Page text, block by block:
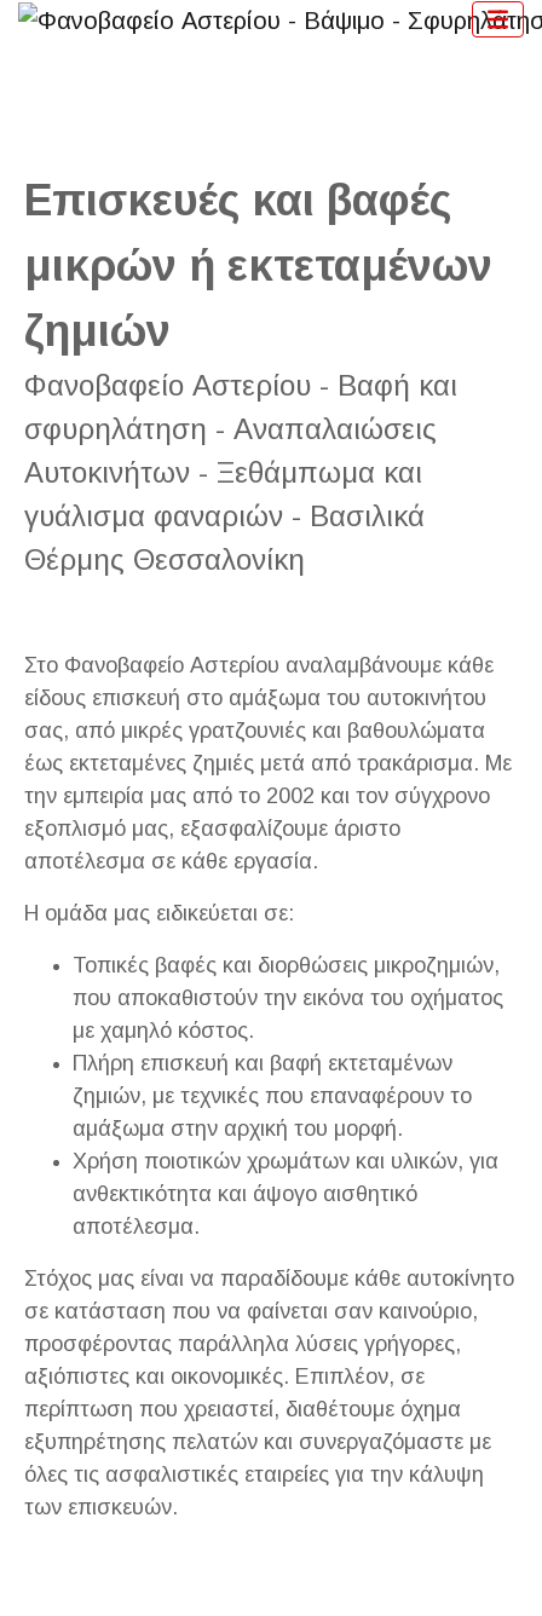
Επισκευές και βαφές
μικρών ή εκτεταμένων
ζημιών
Φανοβαφείο Αστερίου - Βαφή και
σφυρηλάτηση - Αναπαλαιώσεις
Αυτοκινήτων - Ξεθάμπωμα και
γυάλισμα φαναριών - Βασιλικά
Θέρμης Θεσσαλονίκη
Στο Φανοβαφείο Αστερίου αναλαμβάνουμε κάθε
είδους επισκευή στο αμάξωμα του αυτοκινήτου
σας, από μικρές γρατζουνιές και βαθουλώματα
έως εκτεταμένες ζημιές μετά από τρακάρισμα. Με
την εμπειρία μας από το 2002 και τον σύγχρονο
εξοπλισμό μας, εξασφαλίζουμε άριστο
αποτέλεσμα σε κάθε εργασία.
Η ομάδα μας ειδικεύεται σε:
Τοπικές βαφές και διορθώσεις μικροζημιών,
που αποκαθιστούν την εικόνα του οχήματος
με χαμηλό κόστος.
Πλήρη επισκευή και βαφή εκτεταμένων
ζημιών, με τεχνικές που επαναφέρουν το
αμάξωμα στην αρχική του μορφή.
Χρήση ποιοτικών χρωμάτων και υλικών, για
ανθεκτικότητα και άψογο αισθητικό
αποτέλεσμα.
Στόχος μας είναι να παραδίδουμε κάθε αυτοκίνητο
σε κατάσταση που να φαίνεται σαν καινούριο,
προσφέροντας παράλληλα λύσεις γρήγορες,
αξιόπιστες και οικονομικές. Επιπλέον, σε
περίπτωση που χρειαστεί, διαθέτουμε όχημα
εξυπηρέτησης πελατών και συνεργαζόμαστε με
όλες τις ασφαλιστικές εταιρείες για την κάλυψη
των επισκευών.